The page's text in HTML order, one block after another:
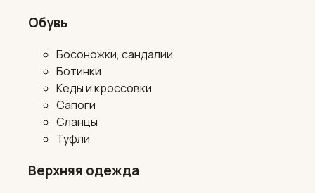
Обувь
Босоножки, сандалии
Ботинки
Кеды и кроссовки
Сапоги
Сланцы
Туфли
Верхняя одежда